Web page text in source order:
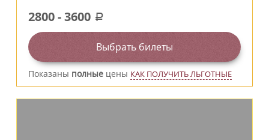
2800-3600 a
Выбрать билеты
Показаны полные цены КАК ПОЛУЧИТЬ ЛЬГОТНЫЕ